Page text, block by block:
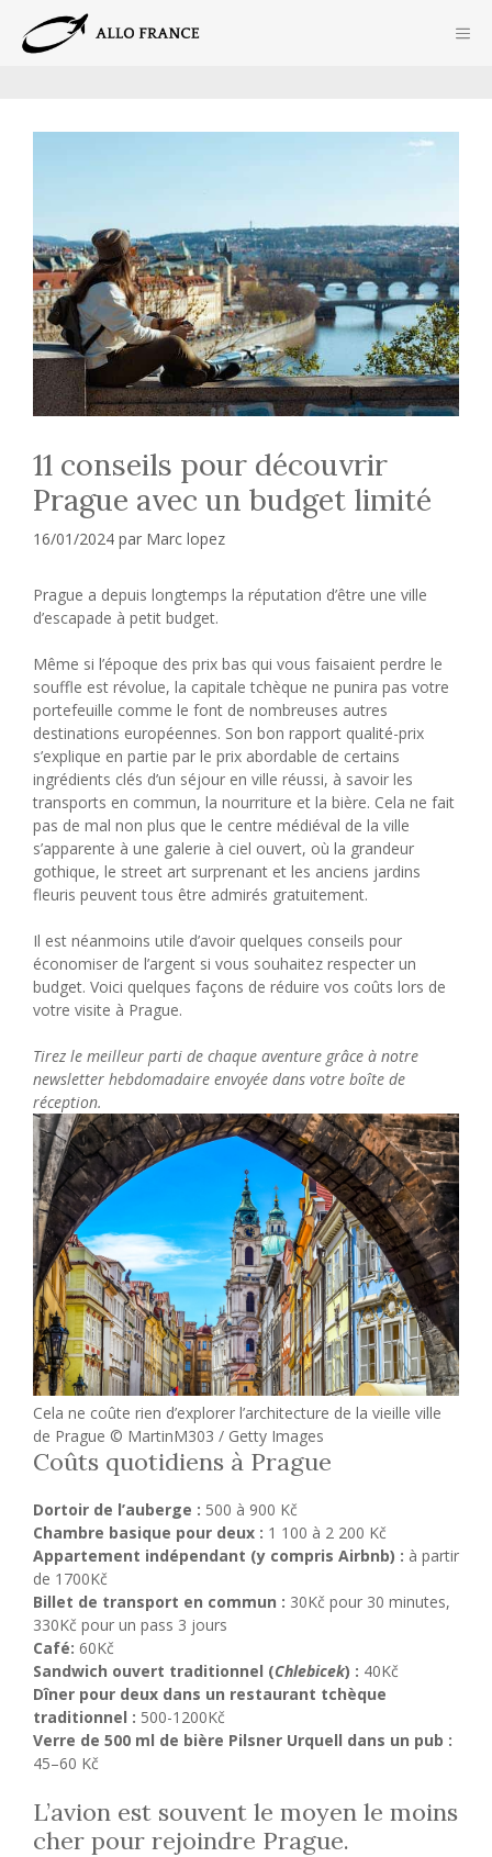
contenu
11 conseils pour découvrir
Prague avec un budget limité
16/01/2024 par Marc lopez
Prague a depuis longtemps la réputation d’être une ville
d’escapade à petit budget.
Même si l’époque des prix bas qui vous faisaient perdre le
souffle est révolue, la capitale tchèque ne punira pas votre
portefeuille comme le font de nombreuses autres
destinations européennes. Son bon rapport qualité-prix
s’explique en partie par le prix abordable de certains
ingrédients clés d’un séjour en ville réussi, à savoir les
transports en commun, la nourriture et la bière. Cela ne fait
pas de mal non plus que le centre médiéval de la ville
s’apparente à une galerie à ciel ouvert, où la grandeur
gothique, le street art surprenant et les anciens jardins
fleuris peuvent tous être admirés gratuitement.
Il est néanmoins utile d’avoir quelques conseils pour
économiser de l’argent si vous souhaitez respecter un
budget. Voici quelques façons de réduire vos coûts lors de
votre visite à Prague.
Tirez le meilleur parti de chaque aventure grâce à notre
newsletter hebdomadaire envoyée dans votre boîte de
réception.
Cela ne coûte rien d’explorer l’architecture de la vieille ville
de Prague © MartinM303 / Getty Images
Coûts quotidiens à Prague
Dortoir de l’auberge : 500 à 900 Kč
Chambre basique pour deux : 1 100 à 2 200 Kč
Appartement indépendant (y compris Airbnb) : à partir
de 1700Kč
Billet de transport en commun : 30Kč pour 30 minutes,
330Kč pour un pass 3 jours
Café: 60Kč
Sandwich ouvert traditionnel (Chlebicek) : 40Kč
Dîner pour deux dans un restaurant tchèque
traditionnel : 500-1200Kč
Verre de 500 ml de bière Pilsner Urquell dans un pub :
45–60 Kč
L’avion est souvent le moyen le moins
cher pour rejoindre Prague.